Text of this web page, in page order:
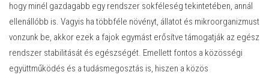
hogy minél gazdagabb egy rendszer sokféleség tekintetében, annál
ellenállóbb is. Vagyis ha többféle növényt, állatot és mikroorganizmust
vonzunk be, akkor ezek a fajok egymást erősítve támogatják az egész
rendszer stabilitását és egészségét. Emellett fontos a közösségi
együttműködés és a tudásmegosztás is, hiszen a közös